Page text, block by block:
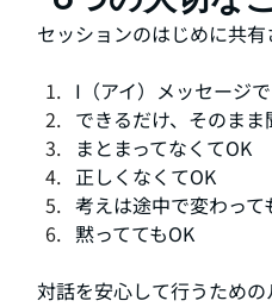
セッションのはじめに共有
I（アイ）メッセージ
できるだけ、そのまま
まとまってなくてOK
正しくなくてOK
考えは途中で変わって
黙っててもOK
対話を安心して行うため